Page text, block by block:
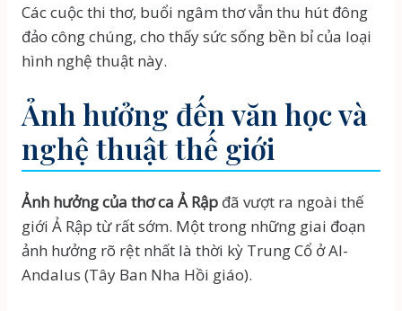
Các cuộc thi thơ, buổi ngâm thơ vẫn thu hút đông
đảo công chúng, cho thấy sức sống bền bỉ của loại
hình nghệ thuật này.
Ảnh hưởng đến văn học và
nghệ thuật thế giới
Ảnh hưởng của thơ ca Ả Rậpđã vượt ra ngoài thế
giới Ả Rập từ rất sớm. Một trong những giai đoạn
ảnh hưởng rõ rệt nhất là thời kỳ Trung Cổ ở Al-
Andalus (Tây Ban Nha Hồi giáo).